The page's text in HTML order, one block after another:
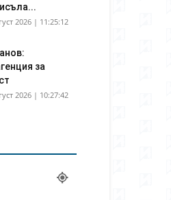
2026 | 11:25:12
за
2026 | 10:27:42